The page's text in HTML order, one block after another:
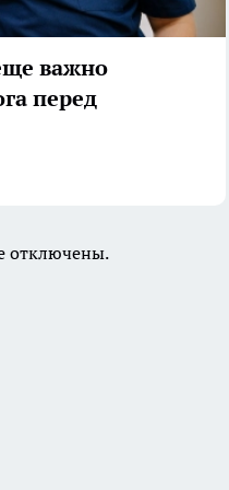
важно
перед
отключены.